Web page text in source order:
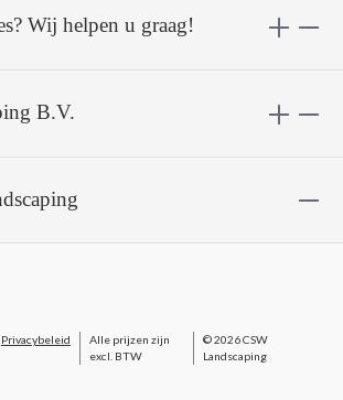
B.V.
Wij helpen u graag!
Privacybeleid
Alle prijzen zijn
excl. BTW
© 2026 CSW
Landscaping